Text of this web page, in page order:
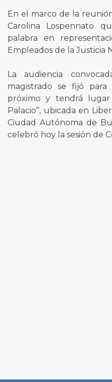
En el marco de la
Carolina Lospennato
palabra en
Empleados de la Justicia
La audiencia
magistrado se fijó
próximo y tendrá
Palacio”, ubicada en
Ciudad Autónoma de
celebró hoy la sesión de